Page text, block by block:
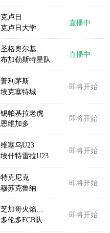
克卢日
克卢日大学
直播中
圣格奥尔基塞普西
布加勒斯特星队
直播中
普利茅斯
埃克塞特城
即将开始
锡帕基拉老虎
恩维加多
即将开始
维塞乌U23
埃什特雷拉U23
即将开始
特克尼克
穆苏克鲁纳
即将开始
芝加哥火焰B队
多伦多FCB队
即将开始